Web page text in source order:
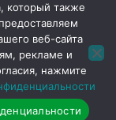
КОНСУЛЬТАЦИЯ
который также
веб-сайта
рекламе и
нажмите